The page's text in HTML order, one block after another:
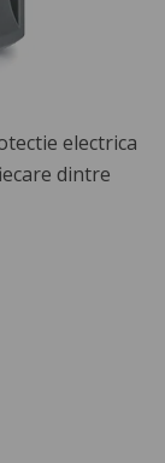
electrica
dintre